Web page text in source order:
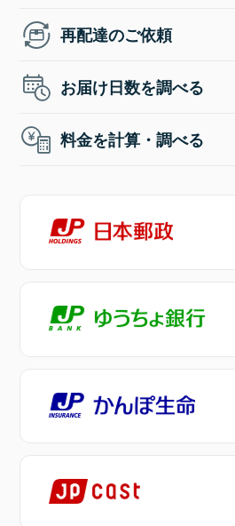
再配達のご依頼
お届け日数を調べる
料金を計算・調べる